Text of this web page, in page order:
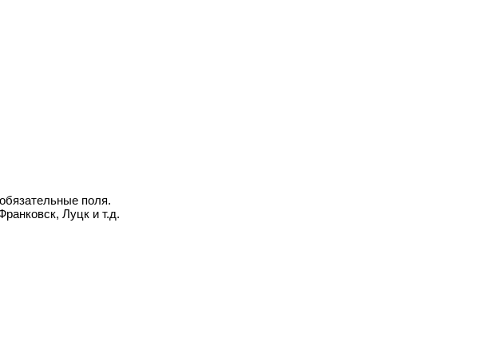
поля.
Луцк и т.д.